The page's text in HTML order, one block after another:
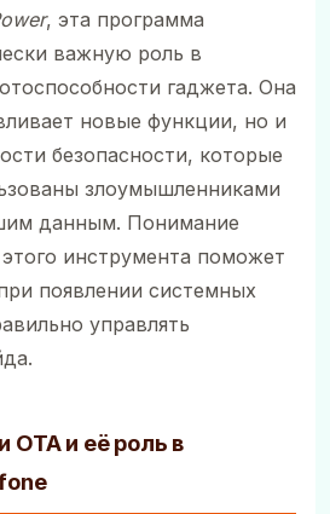
, эта программа
важную роль в
гаджета. Она
новые функции, но и
безопасности, которые
злоумышленниками
данным. Понимание
инструмента поможет
появлении системных
управлять
OTA и её роль в